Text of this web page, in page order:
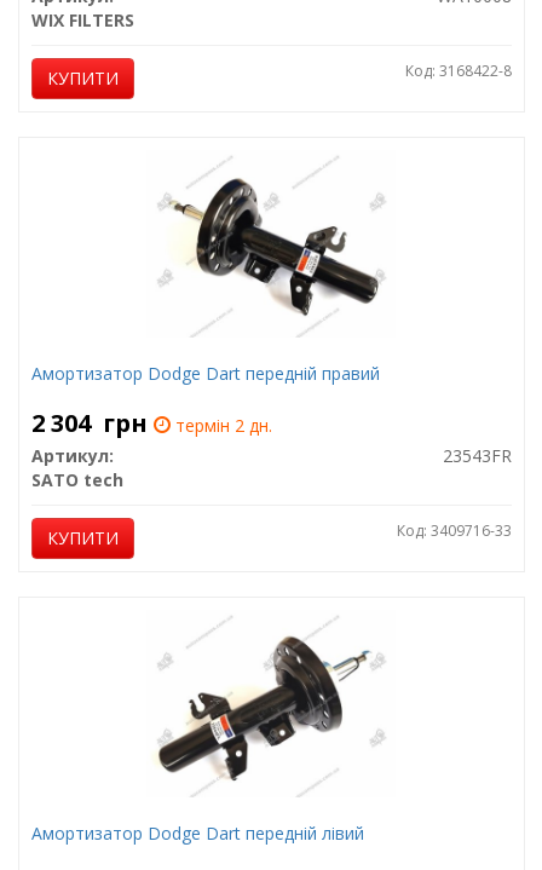
WIX FILTERS
КУПИТИ Код: 3168422-8
Амортизатор Dodge Dart передній правий
2 304 грн
термін 2 дн.
Артикул:
23543FR
SATO tech
КУПИТИ Код: 3409716-33
Амортизатор Dodge Dart передній лівий